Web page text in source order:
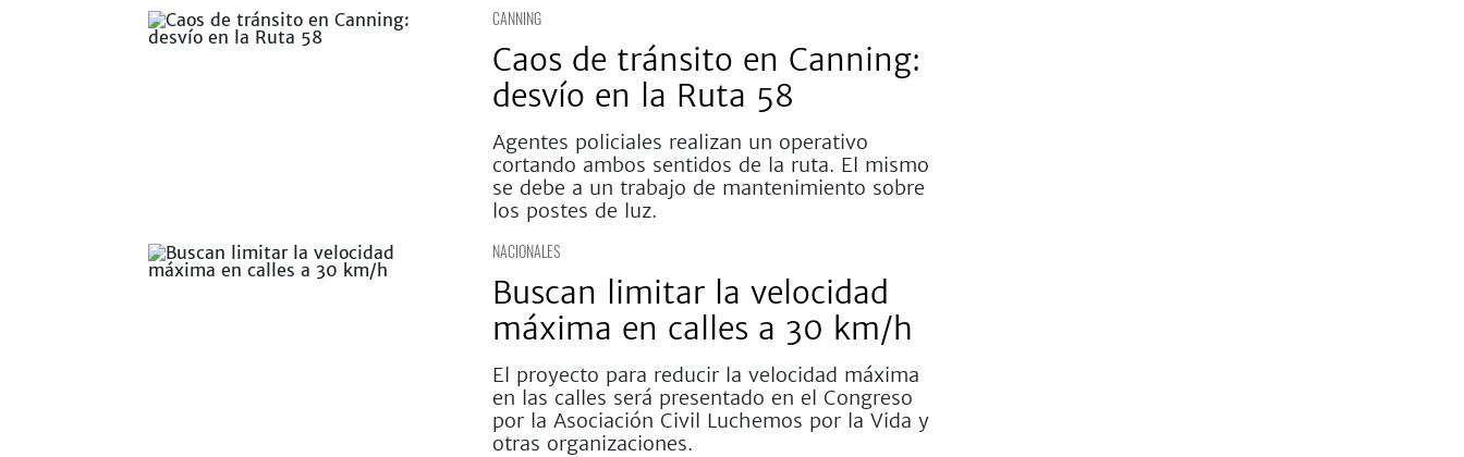
CANNING
Caos de tránsito en Canning:
desvío en la Ruta 58
Agentes policiales realizan un operativo
cortando ambos sentidos de la ruta. El mismo
se debe a un trabajo de mantenimiento sobre
los postes de luz.
NACIONALES
Buscan limitar la velocidad
máxima en calles a 30 km/h
El proyecto para reducir la velocidad máxima
en las calles será presentado en el Congreso
por la Asociación Civil Luchemos por la Vida y
otras organizaciones.